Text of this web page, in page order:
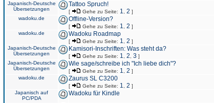
Japanisch-Deutsche
Übersetzungen
Tattoo Spruch!
[ Gehe zu Seite: 1 2 ]
wadoku.de Offline-Version?
[ Gehe zu Seite: 1 2 ]
wadoku.de Wadoku Roadmap
[ Gehe zu Seite: 1 2 ]
Japanisch-Deutsche
Übersetzungen
Kamisori-Inschriften: Was steht da?
[ Gehe zu Seite: 1 2 3 ]
Japanisch-Deutsche
Übersetzungen
Wie sage/schreibe ich "Ich liebe dich"?
[ Gehe zu Seite: 1 2 ]
wadoku.de Zaurus SL C3200
[ Gehe zu Seite: 1 2 ]
Japanisch auf
PC/PDA
Wadoku für Kindle